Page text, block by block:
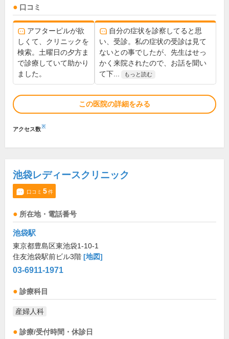
口コミ
アフターピルが欲
しくて、クリニックを
検索。土曜日の夕方ま
で診療していて助かり
ました。
自分の症状を診察してると思
い、受診。私の症状の受診は見て
ないとの事でしたが、先生はせっ
かく来院されたので、お話を聞い
て下...
もっと読む
この医院の詳細をみる
アクセス数※
池袋レディースクリニック
口コミ 5件
所在地・電話番号
池袋駅
東京都豊島区東池袋1-10-1
住友池袋駅前ビル3階 [地図]
03-6911-1971
診療科目
産婦人科
診療/受付時間・休診日